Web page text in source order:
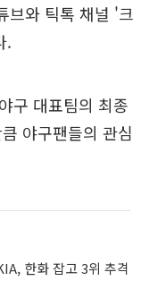
브와 틱톡 채널 '크
.
구 대표팀의 최종
야구팬들의 관심
한화 잡고 3위 추격